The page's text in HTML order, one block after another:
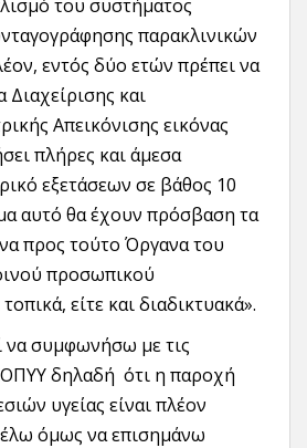
του συστήματος
παρακλινικών
εντός δύο ετών πρέπει να
Διαχείρισης και
Απεικόνισης εικόνας
πλήρες και άμεσα
εξετάσεων σε βάθος 10
αυτό θα έχουν πρόσβαση τα
προς τούτο Όργανα του
προσωπικού
είτε και διαδικτυακά».
να συμφωνήσω με τις
δηλαδή ότι η παροχή
υγείας είναι πλέον
όμως να επισημάνω